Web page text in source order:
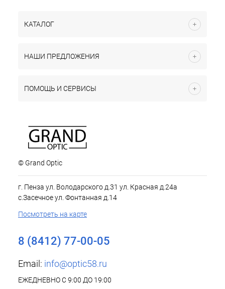
КАТАЛОГ
НАШИ ПРЕДЛОЖЕНИЯ
ПОМОЩЬ И СЕРВИСЫ
© Grand Optic
г. Пенза ул. Володарского д.31 ул. Красная д.24а
с.Засечное ул. Фонтанная д.14
Посмотреть на карте
8 (8412) 77-00-05
Email: info@optic58.ru
ЕЖЕДНЕВНО С 9:00 ДО 19:00